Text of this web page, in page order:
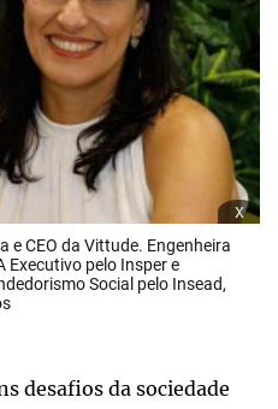
x
e CEO da Vittude. Engenheira
Executivo pelo Insper e
Social pelo Insead,
desafios da sociedade